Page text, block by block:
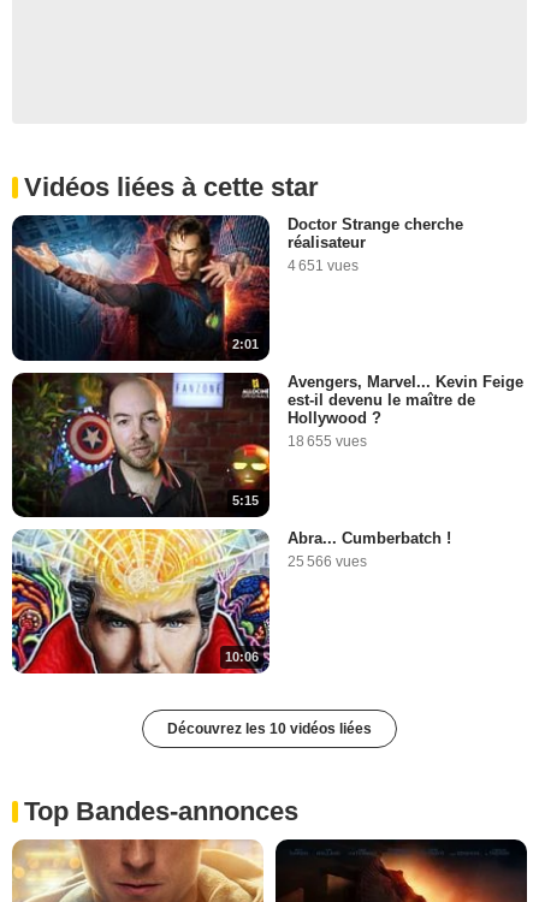
Vidéos liées à cette star
2:01
Doctor Strange cherche
réalisateur
4 651 vues
5:15
Avengers, Marvel... Kevin Feige
est-il devenu le maître de
Hollywood ?
18 655 vues
10:06
Abra... Cumberbatch !
25 566 vues
Découvrez les 10 vidéos liées
Top Bandes-annonces